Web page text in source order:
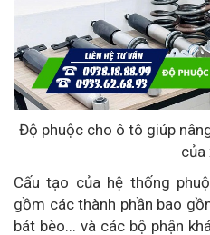
Độ phuộc cho ô tô giúp
của
Cấu tạo của hệ thống
gồm các thành phần bao
bát bèo... và các bộ phận